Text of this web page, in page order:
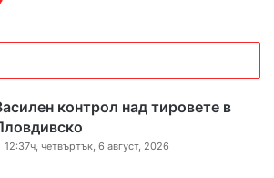
контрол над тировете в
12:37ч, четвъртък, 6 август, 2026